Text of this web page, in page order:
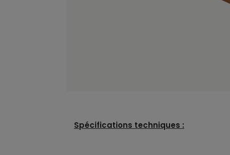
Spécifications techniques :